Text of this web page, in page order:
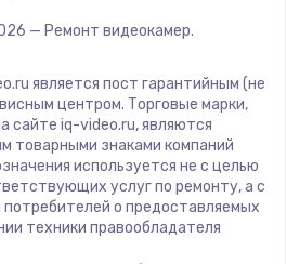
Заказать
ноутбука
1750 руб.
Заказать
HDMI
1450 руб.
— Ремонт видеокамер.
является пост гарантийным (не
центром. Торговые марки,
сайте iq-video.ru, являются
товарными знаками компаний
используется не с целью
услуг по ремонту, а с
о предоставляемых
техники правообладателя